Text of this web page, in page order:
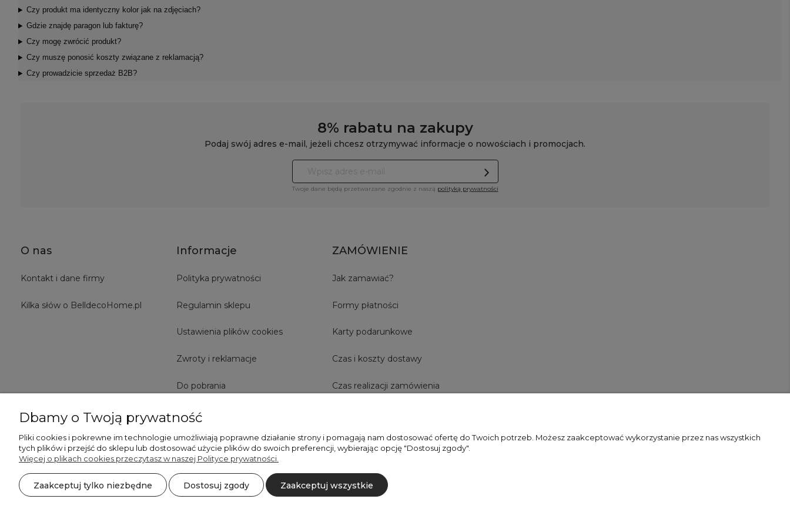
Czy produkt ma identyczny kolor jak na zdjęciach?
Gdzie znajdę paragon lub fakturę?
Czy mogę zwrócić produkt?
Czy muszę ponosić koszty związane z reklamacją?
Czy prowadzicie sprzedaż B2B?
8% rabatu na zakupy
Podaj swój adres e-mail, jeżeli chcesz otrzymywać informacje o nowościach i promocjach.
Twoje dane będą przetwarzane zgodnie z naszą polityką prywatności
O nas
Kontakt i dane firmy
Kilka słów o BelldecoHome.pl
Informacje
Polityka prywatności
Regulamin sklepu
Ustawienia plików cookies
Zwroty i reklamacje
Do pobrania
ZAMÓWIENIE
Jak zamawiać?
Formy płatności
Karty podarunkowe
Czas i koszty dostawy
Czas realizacji zamówienia
+48606673390 sprzedaz@belldecohome.pl
©2026 Wszelkie Prawa Zastrzeżone | BelldecoHome.pl
Dbamy o Twoją prywatność
Pliki cookies i pokrewne im technologie umożliwiają poprawne działanie strony i pomagają nam dostosować ofertę do Twoich potrzeb. Możesz zaakceptować wykorzystanie przez nas wszystkich
tych plików i przejść do sklepu lub dostosować użycie plików do swoich preferencji, wybierając opcję "Dostosuj zgody".
Więcej o plikach cookies przeczytasz w naszej Polityce prywatności.
Zaakceptuj tylko niezbędne Dostosuj zgody Zaakceptuj wszystkie